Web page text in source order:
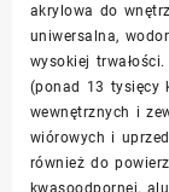
akrylowa do
uniwersalna,
wysokiej
(ponad 13 tysięcy
wewnętrznych i
wiórowych i
również do
kwasoodpornej,